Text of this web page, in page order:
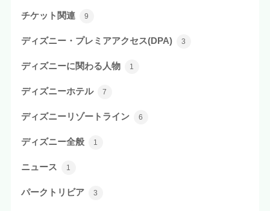
チケット関連 9
ディズニー・プレミアアクセス(DPA) 3
ディズニーに関わる人物 1
ディズニーホテル 7
ディズニーリゾートライン 6
ディズニー全般 1
ニュース 1
パークトリビア 3